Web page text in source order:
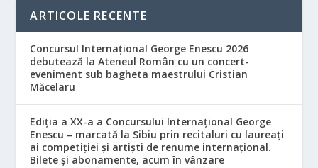
ARTICOLE RECENTE
Concursul Internațional George Enescu 2026
debutează la Ateneul Român cu un concert-
eveniment sub bagheta maestrului Cristian
Măcelaru
Ediția a XX-a a Concursului Internațional George
Enescu – marcată la Sibiu prin recitaluri cu laureați
ai competiției și artiști de renume internațional.
Bilete și abonamente, acum în vânzare